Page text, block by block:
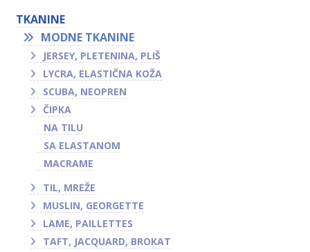
TKANINE
MODNE TKANINE
JERSEY, PLETENINA, PLIŠ
LYCRA, ELASTIČNA KOŽA
SCUBA, NEOPREN
ČIPKA
NA TILU
SA ELASTANOM
MACRAME
TIL, MREŽE
MUSLIN, GEORGETTE
LAME, PAILLETTES
TAFT, JACQUARD, BROKAT